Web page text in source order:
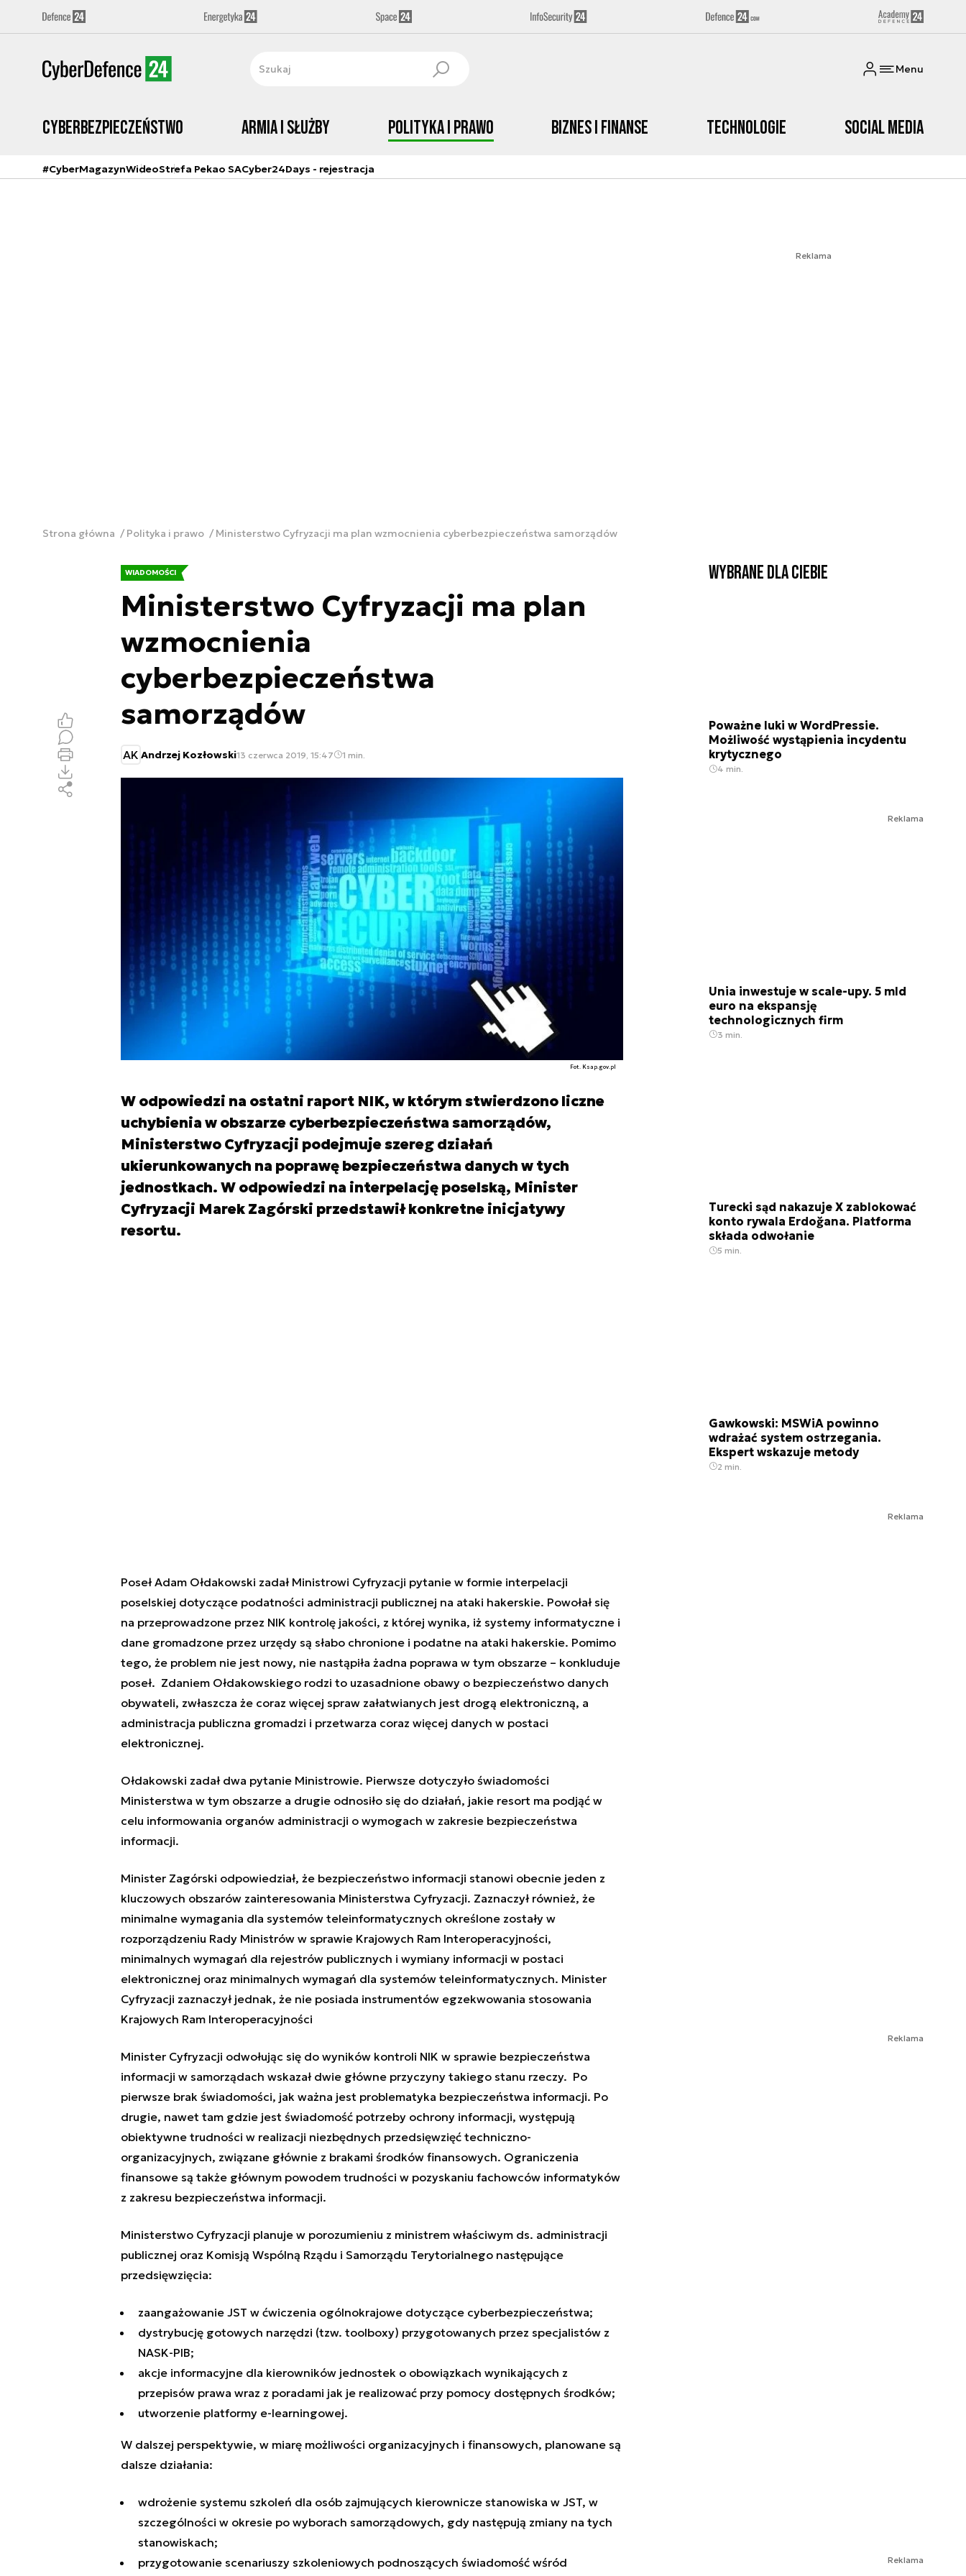
Menu
Cyberbezpieczeństwo Armia i Służby Polityka i prawo Biznes i Finanse Technologie Social media
#CyberMagazynWideoStrefa Pekao SACyber24Days - rejestracja
Reklama
Strona główna Polityka i prawo Ministerstwo Cyfryzacji ma plan wzmocnienia cyberbezpieczeństwa samorządów
WIADOMOŚCI
Ministerstwo Cyfryzacji ma plan
wzmocnienia
cyberbezpieczeństwa
samorządów
AK Andrzej Kozłowski13 czerwca 2019, 15:47 1 min.
Fot. Ksap.gov.pl
W odpowiedzi na ostatni raport NIK, w którym stwierdzono liczne
uchybienia w obszarze cyberbezpieczeństwa samorządów,
Ministerstwo Cyfryzacji podejmuje szereg działań
ukierunkowanych na poprawę bezpieczeństwa danych w tych
jednostkach. W odpowiedzi na interpelację poselską, Minister
Cyfryzacji Marek Zagórski przedstawił konkretne inicjatywy
resortu.
Poseł Adam Ołdakowski zadał Ministrowi Cyfryzacji pytanie w formie interpelacji
poselskiej dotyczące podatności administracji publicznej na ataki hakerskie. Powołał się
na przeprowadzone przez NIK kontrolę jakości, z której wynika, iż systemy informatyczne i
dane gromadzone przez urzędy są słabo chronione i podatne na ataki hakerskie. Pomimo
tego, że problem nie jest nowy, nie nastąpiła żadna poprawa w tym obszarze – konkluduje
poseł. Zdaniem Ołdakowskiego rodzi to uzasadnione obawy o bezpieczeństwo danych
obywateli, zwłaszcza że coraz więcej spraw załatwianych jest drogą elektroniczną, a
administracja publiczna gromadzi i przetwarza coraz więcej danych w postaci
elektronicznej.
Ołdakowski zadał dwa pytanie Ministrowie. Pierwsze dotyczyło świadomości
Ministerstwa w tym obszarze a drugie odnosiło się do działań, jakie resort ma podjąć w
celu informowania organów administracji o wymogach w zakresie bezpieczeństwa
informacji.
Minister Zagórski odpowiedział, że bezpieczeństwo informacji stanowi obecnie jeden z
kluczowych obszarów zainteresowania Ministerstwa Cyfryzacji. Zaznaczył również, że
minimalne wymagania dla systemów teleinformatycznych określone zostały w
rozporządzeniu Rady Ministrów w sprawie Krajowych Ram Interoperacyjności,
minimalnych wymagań dla rejestrów publicznych i wymiany informacji w postaci
elektronicznej oraz minimalnych wymagań dla systemów teleinformatycznych. Minister
Cyfryzacji zaznaczył jednak, że nie posiada instrumentów egzekwowania stosowania
Krajowych Ram Interoperacyjności
Minister Cyfryzacji odwołując się do wyników kontroli NIK w sprawie bezpieczeństwa
informacji w samorządach wskazał dwie główne przyczyny takiego stanu rzeczy. Po
pierwsze brak świadomości, jak ważna jest problematyka bezpieczeństwa informacji. Po
drugie, nawet tam gdzie jest świadomość potrzeby ochrony informacji, występują
obiektywne trudności w realizacji niezbędnych przedsięwzięć techniczno-
organizacyjnych, związane głównie z brakami środków finansowych. Ograniczenia
finansowe są także głównym powodem trudności w pozyskaniu fachowców informatyków
z zakresu bezpieczeństwa informacji.
Ministerstwo Cyfryzacji planuje w porozumieniu z ministrem właściwym ds. administracji
publicznej oraz Komisją Wspólną Rządu i Samorządu Terytorialnego następujące
przedsięwzięcia:
zaangażowanie JST w ćwiczenia ogólnokrajowe dotyczące cyberbezpieczeństwa;
dystrybucję gotowych narzędzi (tzw. toolboxy) przygotowanych przez specjalistów z
NASK-PIB;
akcje informacyjne dla kierowników jednostek o obowiązkach wynikających z
przepisów prawa wraz z poradami jak je realizować przy pomocy dostępnych środków;
utworzenie platformy e-learningowej.
W dalszej perspektywie, w miarę możliwości organizacyjnych i finansowych, planowane są
dalsze działania:
wdrożenie systemu szkoleń dla osób zajmujących kierownicze stanowiska w JST, w
szczególności w okresie po wyborach samorządowych, gdy następują zmiany na tych
stanowiskach;
przygotowanie scenariuszy szkoleniowych podnoszących świadomość wśród
Wybrane dla Ciebie
Poważne luki w WordPressie.
Możliwość wystąpienia incydentu
krytycznego
4 min.
Reklama
Unia inwestuje w scale-upy. 5 mld
euro na ekspansję
technologicznych firm
3 min.
Turecki sąd nakazuje X zablokować
konto rywala Erdoğana. Platforma
składa odwołanie
5 min.
Gawkowski: MSWiA powinno
wdrażać system ostrzegania.
Ekspert wskazuje metody
2 min.
Reklama
Reklama
Reklama